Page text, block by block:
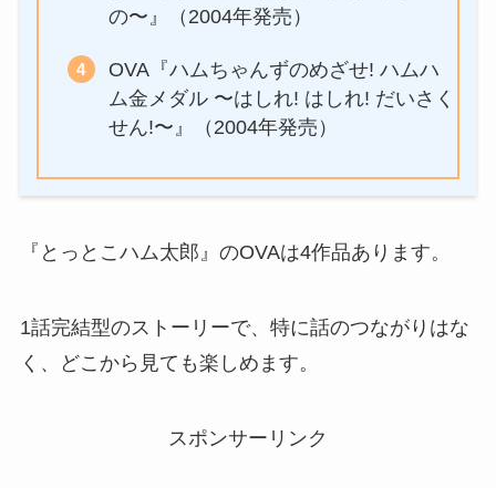
の〜』（2004年発売）
OVA『ハムちゃんずのめざせ! ハムハ
ム金メダル 〜はしれ! はしれ! だいさく
せん!〜』（2004年発売）
『とっとこハム太郎』のOVAは4作品あります。
1話完結型のストーリーで、特に話のつながりはな
く、どこから見ても楽しめます。
スポンサーリンク